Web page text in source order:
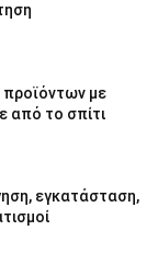
με
από το σπίτι
εγκατάσταση,